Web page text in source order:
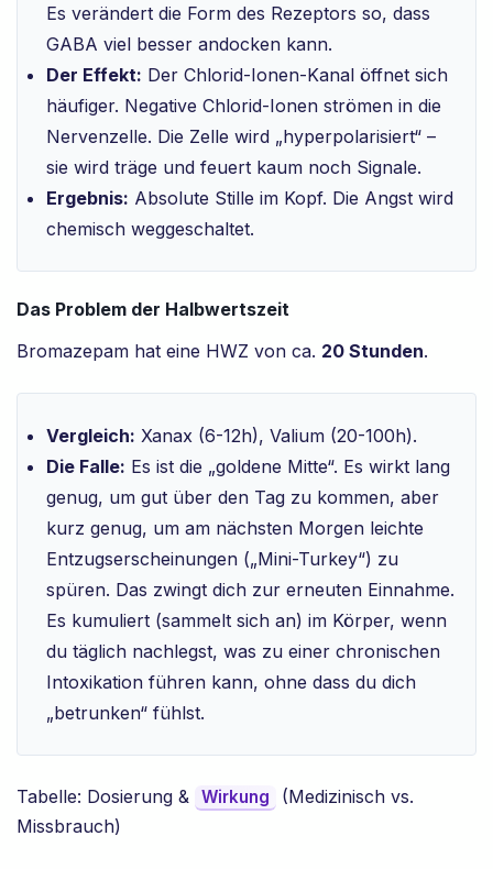
Es verändert die Form des Rezeptors so, dass
GABA viel besser andocken kann.
Der Effekt: Der Chlorid-Ionen-Kanal öffnet sich
häufiger. Negative Chlorid-Ionen strömen in die
Nervenzelle. Die Zelle wird „hyperpolarisiert“ –
sie wird träge und feuert kaum noch Signale.
Ergebnis: Absolute Stille im Kopf. Die Angst wird
chemisch weggeschaltet.
Das Problem der Halbwertszeit
Bromazepam hat eine HWZ von ca. 20 Stunden.
Vergleich: Xanax (6-12h), Valium (20-100h).
Die Falle: Es ist die „goldene Mitte“. Es wirkt lang
genug, um gut über den Tag zu kommen, aber
kurz genug, um am nächsten Morgen leichte
Entzugserscheinungen („Mini-Turkey“) zu
spüren. Das zwingt dich zur erneuten Einnahme.
Es kumuliert (sammelt sich an) im Körper, wenn
du täglich nachlegst, was zu einer chronischen
Intoxikation führen kann, ohne dass du dich
„betrunken“ fühlst.
Tabelle: Dosierung & Wirkung
(Medizinisch vs.
Missbrauch)